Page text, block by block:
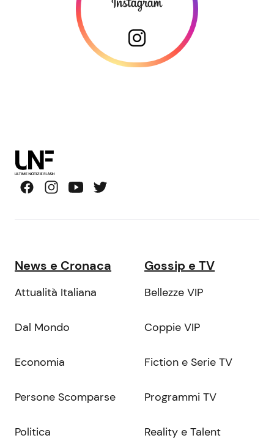
News e Cronaca
Attualità Italiana
Dal Mondo
Economia
Persone Scomparse
Politica
Gossip e TV
Bellezze VIP
Coppie VIP
Fiction e Serie TV
Programmi TV
Reality e Talent